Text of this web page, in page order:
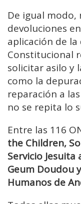
De igual modo,
devoluciones
aplicación de
Constitucional
solicitar asilo y
como la
reparación a
no se repita lo
Entre las 116
the Children,
Servicio Jesuita
Geum Doudou
Humanos de